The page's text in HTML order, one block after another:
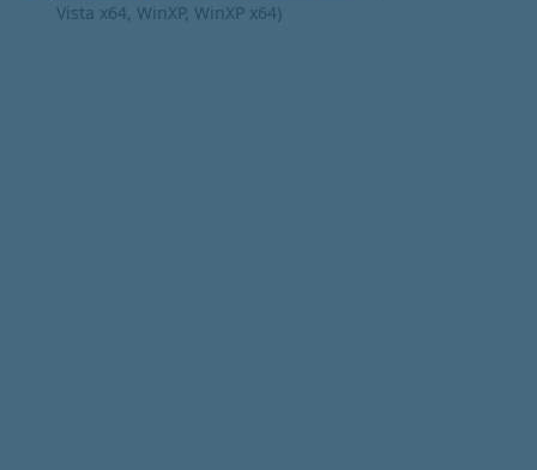
Vista x64, WinXP, WinXP x64)